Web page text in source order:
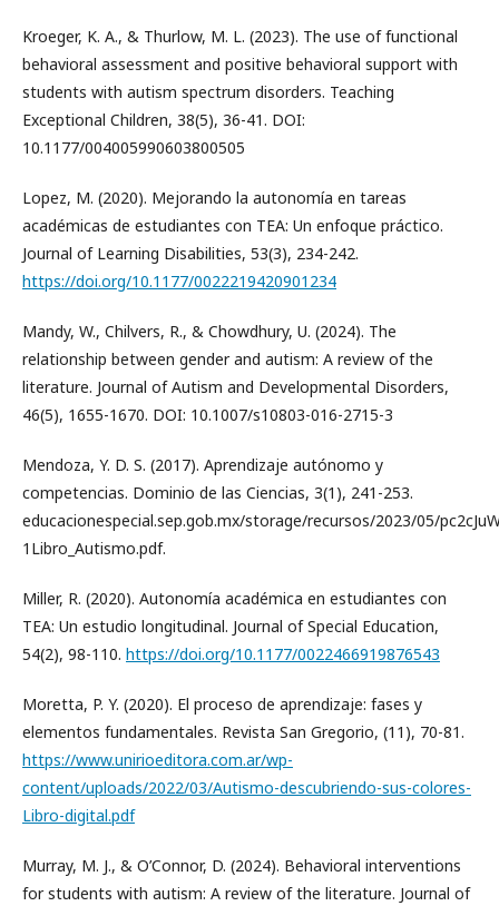
Kroeger, K. A., & Thurlow, M. L. (2023). The use of functional
behavioral assessment and positive behavioral support with
students with autism spectrum disorders. Teaching
Exceptional Children, 38(5), 36-41. DOI:
10.1177/004005990603800505
Lopez, M. (2020). Mejorando la autonomía en tareas
académicas de estudiantes con TEA: Un enfoque práctico.
Journal of Learning Disabilities, 53(3), 234-242.
https://doi.org/10.1177/0022219420901234
Mandy, W., Chilvers, R., & Chowdhury, U. (2024). The
relationship between gender and autism: A review of the
literature. Journal of Autism and Developmental Disorders,
46(5), 1655-1670. DOI: 10.1007/s10803-016-2715-3
Mendoza, Y. D. S. (2017). Aprendizaje autónomo y
competencias. Dominio de las Ciencias, 3(1), 241-253.
educacionespecial.sep.gob.mx/storage/recursos/2023/05/
1Libro_Autismo.pdf.
Miller, R. (2020). Autonomía académica en estudiantes con
TEA: Un estudio longitudinal. Journal of Special Education,
54(2), 98-110. https://doi.org/10.1177/0022466919876543
Moretta, P. Y. (2020). El proceso de aprendizaje: fases y
elementos fundamentales. Revista San Gregorio, (11), 70-81.
https://www.unirioeditora.com.ar/wp-
content/uploads/2022/03/Autismo-descubriendo-sus-colores-
Libro-digital.pdf
Murray, M. J., & O’Connor, D. (2024). Behavioral interventions
for students with autism: A review of the literature. Journal of